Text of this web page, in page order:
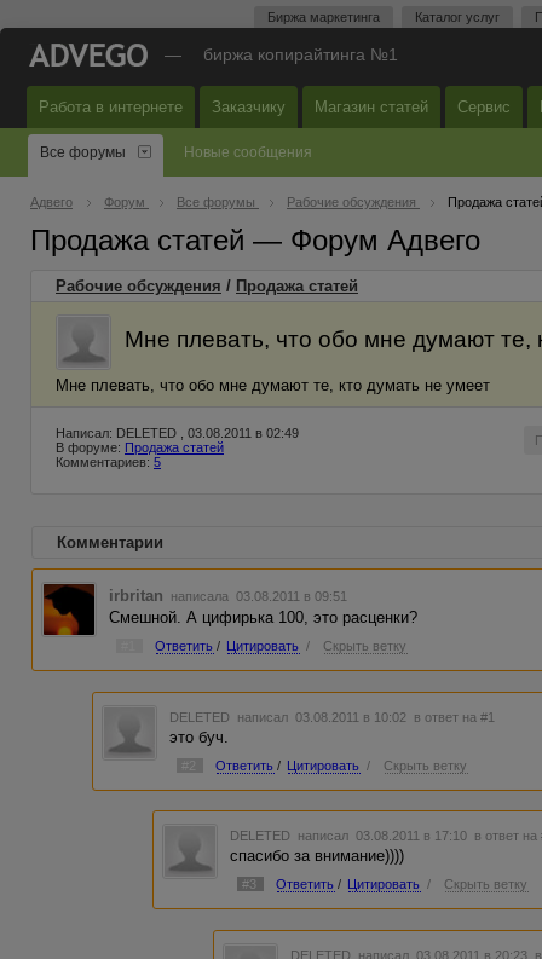
Биржа маркетинга Каталог услуг
— биржа копирайтинга №1
Работа в интернете Заказчику Магазин статей Сервис
Все форумы Новые сообщения
Адвего Форум Все форумы Рабочие обсуждения Продажа
Продажа статей — Форум Адвего
Рабочие обсуждения / Продажа статей
Мне плевать, что обо мне думают те,
Мне плевать, что обо мне думают те, кто думать не умеет
Написал: DELETED , 03.08.2011 в 02:49
В форуме: Продажа статей
Комментариев: 5
Комментарии
irbritan написала 03.08.2011 в 09:51
Смешной. А цифирька 100, это расценки?
Ответить / Цитировать / Скрыть ветку
DELETED написал 03.08.2011 в 10:02 в ответ на #1
это буч.
#2 Ответить / Цитировать / Скрыть ветку
DELETED написал 03.08.2011 в 17:10 в ответ на
спасибо за внимание))))
#3 Ответить / Цитировать / Скрыть ветку
DELETED написал 03.08.2011 в 20:23